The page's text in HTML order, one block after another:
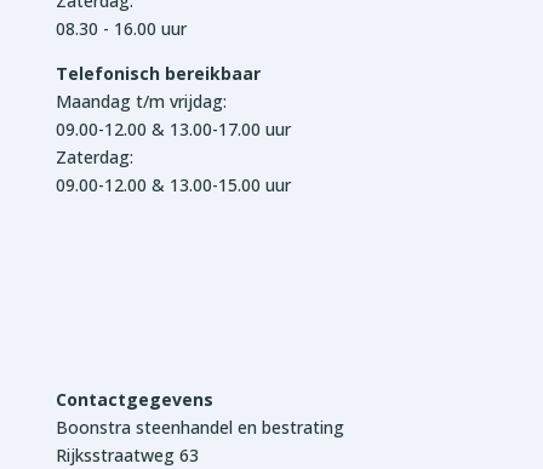
08.30 - 16.00 uur
Telefonisch bereikbaar
Maandag t/m vrijdag:
09.00-12.00 & 13.00-17.00 uur
Zaterdag:
09.00-12.00 & 13.00-15.00 uur
Contactgegevens
Boonstra steenhandel en bestrating
Rijksstraatweg 63